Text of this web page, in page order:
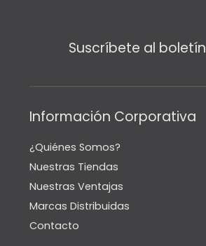
Suscríbete al boletín
Información Corporativa
¿Quiénes Somos?
Nuestras Tiendas
Nuestras Ventajas
Marcas Distribuidas
Contacto